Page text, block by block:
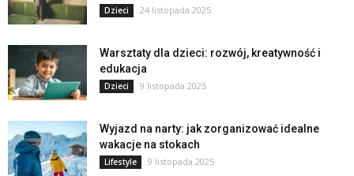
Dzieci 24 listopada 2025
Warsztaty dla dzieci: rozwój, kreatywność i
edukacja
Dzieci 9 listopada 2025
Wyjazd na narty: jak zorganizować idealne
wakacje na stokach
Lifestyle 9 listopada 2025